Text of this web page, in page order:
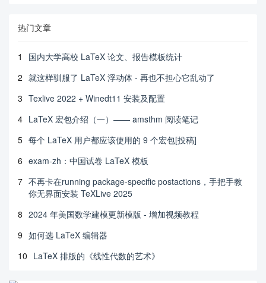
热门文章
1
国内大学高校 LaTeX 论文、报告模板统计
2 就这样驯服了 LaTeX 浮动体 - 再也不担心它乱动了
3 Texlive 2022 + Winedt11 安装及配置
4 LaTeX 宏包介绍（一）—— amsthm 阅读笔记
5 每个 LaTeX 用户都应该使用的 9 个宏包[投稿]
6 exam-zh：中国试卷 LaTeX 模板
7 不再卡在running package-specific postactions，手把手教
你无界面安装 TeXLive 2025
8 2024 年美国数学建模更新模版 - 增加视频教程
9 如何选 LaTeX 编辑器
10 LaTeX 排版的《线性代数的艺术》